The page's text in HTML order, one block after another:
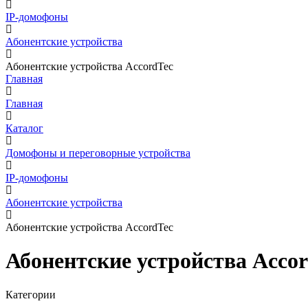
IP-домофоны
Абонентские устройства
Абонентские устройства AccordTec
Главная
Главная
Каталог
Домофоны и переговорные устройства
IP-домофоны
Абонентские устройства
Абонентские устройства AccordTec
Абонентские устройства
Категории